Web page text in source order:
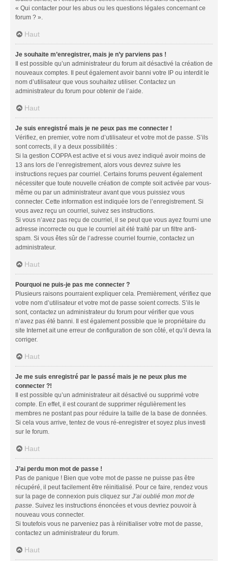
« Qui contacter pour les abus ou les questions légales concernant ce
forum ? ».
Haut
Je souhaite m’enregistrer, mais je n’y parviens pas !
Il est possible qu’un administrateur du forum ait désactivé la création de
nouveaux comptes. Il peut également avoir banni votre IP ou interdit le
nom d’utilisateur que vous souhaitez utiliser. Contactez un
administrateur du forum pour obtenir de l’aide.
Haut
Je suis enregistré mais je ne peux pas me connecter !
Vérifiez, en premier, votre nom d’utilisateur et votre mot de passe. S’ils
sont corrects, il y a deux possibilités :
Si la gestion COPPA est active et si vous avez indiqué avoir moins de
13 ans lors de l’enregistrement, alors vous devrez suivre les
instructions reçues par courriel. Certains forums peuvent également
nécessiter que toute nouvelle création de compte soit activée par vous-
même ou par un administrateur avant que vous puissiez vous
connecter. Cette information est indiquée lors de l’enregistrement. Si
vous avez reçu un courriel, suivez ses instructions.
Si vous n’avez pas reçu de courriel, il se peut que vous ayez fourni une
adresse incorrecte ou que le courriel ait été traité par un filtre anti-
spam. Si vous êtes sûr de l’adresse courriel fournie, contactez un
administrateur.
Haut
Pourquoi ne puis-je pas me connecter ?
Plusieurs raisons pourraient expliquer cela. Premièrement, vérifiez que
votre nom d’utilisateur et votre mot de passe soient corrects. S’ils le
sont, contactez un administrateur du forum pour vérifier que vous
n’avez pas été banni. Il est également possible que le propriétaire du
site Internet ait une erreur de configuration de son côté, et qu’il devra la
corriger.
Haut
Je me suis enregistré par le passé mais je ne peux plus me
connecter ?!
Il est possible qu’un administrateur ait désactivé ou supprimé votre
compte. En effet, il est courant de supprimer régulièrement les
membres ne postant pas pour réduire la taille de la base de données.
Si cela vous arrive, tentez de vous ré-enregistrer et soyez plus investi
sur le forum.
Haut
J’ai perdu mon mot de passe !
Pas de panique ! Bien que votre mot de passe ne puisse pas être
récupéré, il peut facilement être réinitialisé. Pour ce faire, rendez vous
sur la page de connexion puis cliquez sur J’ai oublié mon mot de
passe. Suivez les instructions énoncées et vous devriez pouvoir à
nouveau vous connecter.
Si toutefois vous ne parveniez pas à réinitialiser votre mot de passe,
contactez un administrateur du forum.
Haut